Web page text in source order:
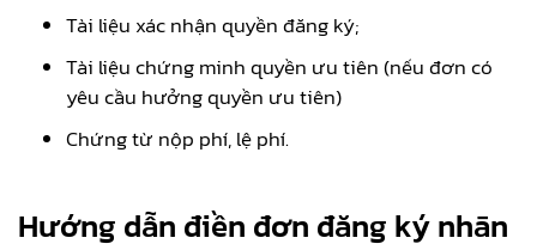
Tài liệu xác nhận quyền đăng ký;
Tài liệu chứng minh quyền ưu tiên (nếu đơn có
yêu cầu hưởng quyền ưu tiên)
Chứng từ nộp phí, lệ phí.
Hướng dẫn điền đơn đăng ký nhãn